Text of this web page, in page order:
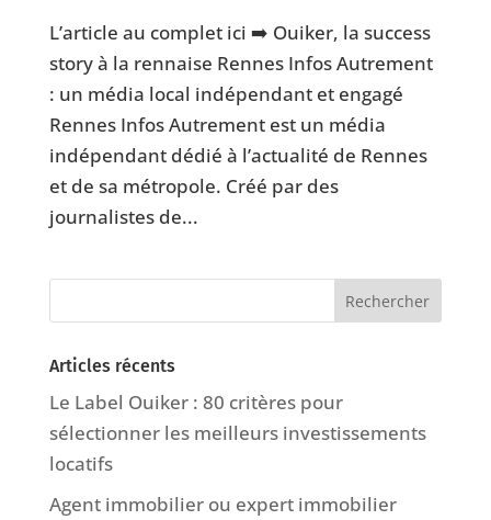
L’article au complet ici ➡️ Ouiker, la success
story à la rennaise Rennes Infos Autrement
: un média local indépendant et engagé
Rennes Infos Autrement est un média
indépendant dédié à l’actualité de Rennes
et de sa métropole. Créé par des
journalistes de...
Articles récents
Le Label Ouiker : 80 critères pour
sélectionner les meilleurs investissements
locatifs
Agent immobilier ou expert immobilier